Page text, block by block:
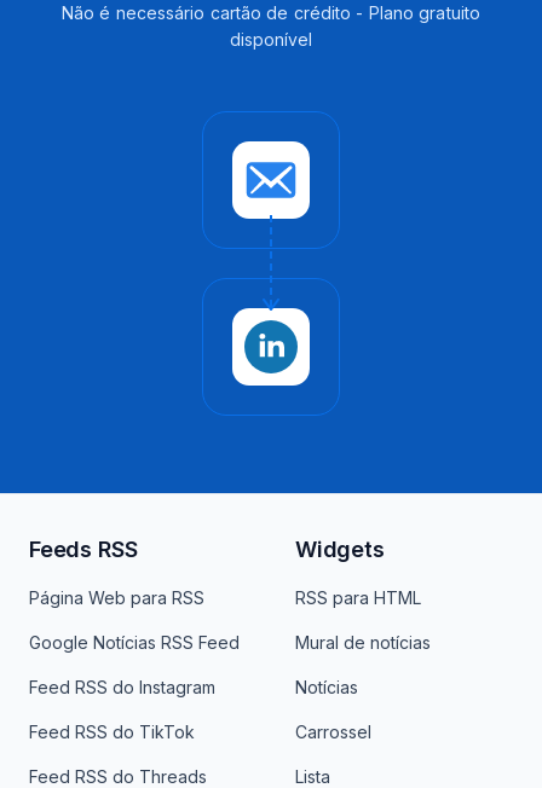
Não é necessário cartão de crédito - Plano gratuito
disponível
Feeds RSS
Página Web para RSS
Google Notícias RSS Feed
Feed RSS do Instagram
Feed RSS do TikTok
Feed RSS do Threads
Widgets
RSS para HTML
Mural de notícias
Notícias
Carrossel
Lista